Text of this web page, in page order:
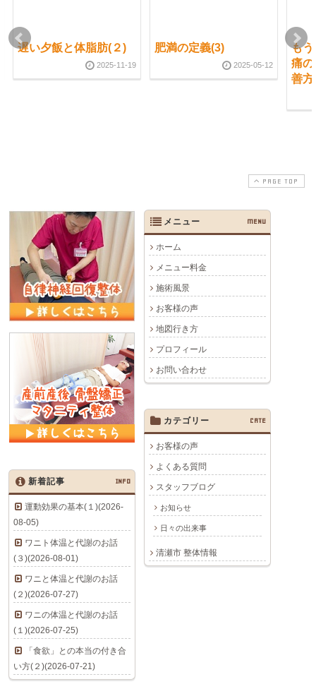
遅い夕飯と体脂肪(２)
2025-11-19
肥満の定義(3)
2025-05-12
も
痛
善
PAGE TOP
メニュー MENU
ホーム
メニュー料金
施術風景
お客様の声
地図行き方
プロフィール
お問い合わせ
カテゴリー CATE
お客様の声
よくある質問
スタッフブログ
お知らせ
日々の出来事
清瀬市 整体情報
新着記事 INFO
運動効果の基本(１)(2026-
08-05)
ワニト体温と代謝のお話
(３)(2026-08-01)
ワニと体温と代謝のお話
(２)(2026-07-27)
ワニの体温と代謝のお話
(１)(2026-07-25)
「食欲」との本当の付き合
い方(２)(2026-07-21)